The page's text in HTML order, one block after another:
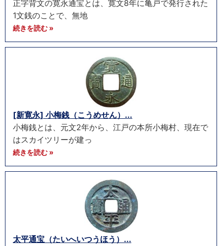
正字背文の寛永通宝とは、寛文8年に亀戸で発行された
1文銭のことで、無地
続きを読む »
[新寛永] 小梅銭（こうめせん）...
小梅銭とは、元文2年から、江戸の本所小梅村、現在で
はスカイツリーが建っ
続きを読む »
太平通宝（たいへいつうほう）...